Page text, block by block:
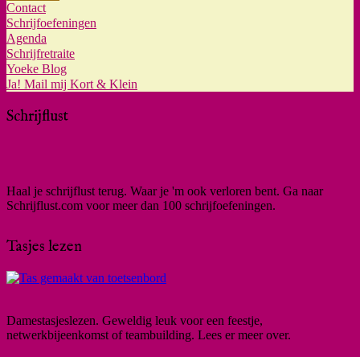
Contact
Schrijfoefeningen
Agenda
Schrijfretraite
Yoeke Blog
Ja! Mail mij Kort & Klein
Schrijflust
Haal je schrijflust terug. Waar je 'm ook verloren bent. Ga naar
Schrijflust.com voor meer dan 100 schrijfoefeningen.
Tasjes lezen
Damestasjeslezen. Geweldig leuk voor een feestje,
netwerkbijeenkomst of teambuilding. Lees er meer over.